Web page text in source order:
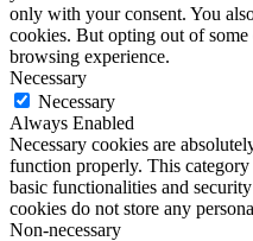
only with your consent. You
cookies. But opting out of
browsing experience.
Necessary
Necessary
Always Enabled
Necessary cookies are
function properly. This
basic functionalities and
cookies do not store any
Non-necessary